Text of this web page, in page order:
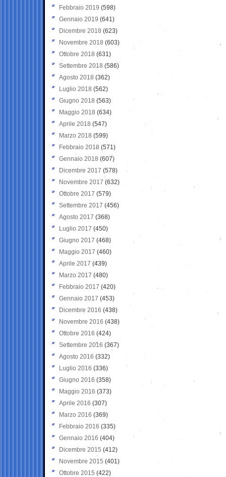
Febbraio 2019 (598)
Gennaio 2019 (641)
Dicembre 2018 (623)
Novembre 2018 (603)
Ottobre 2018 (631)
Settembre 2018 (586)
Agosto 2018 (362)
Luglio 2018 (562)
Giugno 2018 (563)
Maggio 2018 (634)
Aprile 2018 (547)
Marzo 2018 (599)
Febbraio 2018 (571)
Gennaio 2018 (607)
Dicembre 2017 (578)
Novembre 2017 (632)
Ottobre 2017 (579)
Settembre 2017 (456)
Agosto 2017 (368)
Luglio 2017 (450)
Giugno 2017 (468)
Maggio 2017 (460)
Aprile 2017 (439)
Marzo 2017 (480)
Febbraio 2017 (420)
Gennaio 2017 (453)
Dicembre 2016 (438)
Novembre 2016 (438)
Ottobre 2016 (424)
Settembre 2016 (367)
Agosto 2016 (332)
Luglio 2016 (336)
Giugno 2016 (358)
Maggio 2016 (373)
Aprile 2016 (307)
Marzo 2016 (369)
Febbraio 2016 (335)
Gennaio 2016 (404)
Dicembre 2015 (412)
Novembre 2015 (401)
Ottobre 2015 (422)